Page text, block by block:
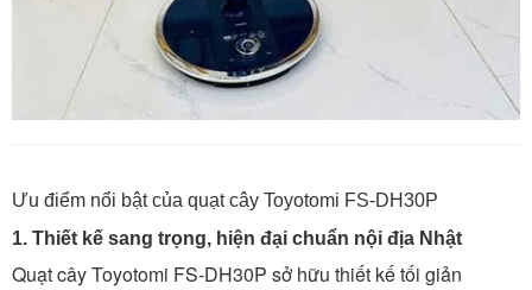
Ưu điểm nổi bật của quạt cây Toyotomi FS-DH30P
1. Thiết kế sang trọng, hiện đại chuẩn nội địa Nhật
Quạt cây Toyotomi FS-DH30P sở hữu thiết kế tối giản